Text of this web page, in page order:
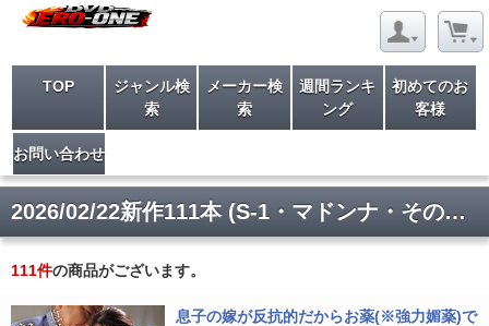
TOP
ジャンル検
索
メーカー検
索
週間ランキ
ング
初めてのお
客様
お問い合わせ
2026/02/22新作111本 (S-1・マドンナ・その他)入荷
111件の商品がございます。
息子の嫁が反抗的だからお薬(※強力媚薬)で